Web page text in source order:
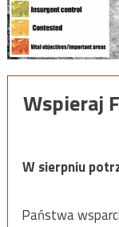
Wspieraj
W sierpniu
Państwa